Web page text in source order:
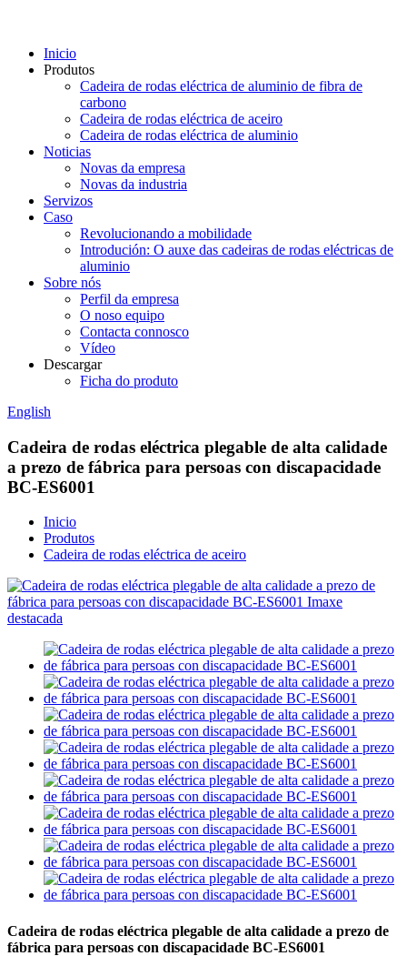
Inicio
Produtos
Cadeira de rodas eléctrica de aluminio de fibra de
carbono
Cadeira de rodas eléctrica de aceiro
Cadeira de rodas eléctrica de aluminio
Noticias
Novas da empresa
Novas da industria
Servizos
Caso
Revolucionando a mobilidade
Introdución: O auxe das cadeiras de rodas eléctricas de
aluminio
Sobre nós
Perfil da empresa
O noso equipo
Contacta connosco
Vídeo
Descargar
Ficha do produto
English
Cadeira de rodas eléctrica plegable de alta calidade
a prezo de fábrica para persoas con discapacidade
BC-ES6001
Inicio
Produtos
Cadeira de rodas eléctrica de aceiro
Cadeira de rodas eléctrica plegable de alta calidade a prezo de
fábrica para persoas con discapacidade BC-ES6001